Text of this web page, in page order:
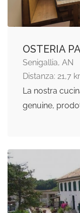
OSTERIA
Senigallia, AN
Distanza: 21,7
La nostra
genuine,